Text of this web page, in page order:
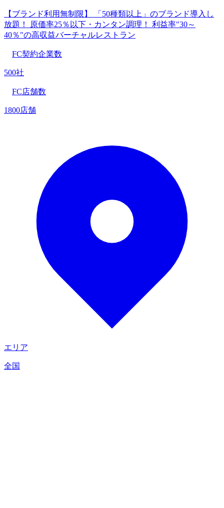
【ブランド利用無制限】 「50種類以上」のブランド導入し
放題！ 原価率25％以下・カンタン調理！ 利益率"30～
40％"の高収益バーチャルレストラン
FC契約企業数
500社
FC店舗数
1800店舗
エリア
全国